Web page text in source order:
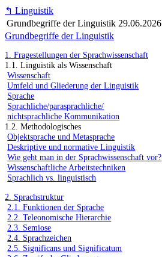
↰ Linguistik
Grundbegriffe der Linguistik 29.06.2026
Grundbegriffe der Linguistik
1. Fragestellungen der Sprachwissenschaft
1.1. Linguistik als Wissenschaft
Wissenschaft
Umfeld und Gliederung der Linguistik
Sprache
Sprachliche/parasprachliche/
nichtsprachliche Kommunikation
1.2. Methodologisches
Objektsprache und Metasprache
Deskriptive und normative Linguistik
Wie geht man in der Sprachwissenschaft vor?
Wissenschaftliche Arbeitstechniken
Sprachlich vs. linguistisch
2. Sprachstruktur
2.1. Funktionen der Sprache
2.2. Teleonomische Hierarchie
2.3. Semiose
2.4. Sprachzeichen
2.5. Significans und Significatum